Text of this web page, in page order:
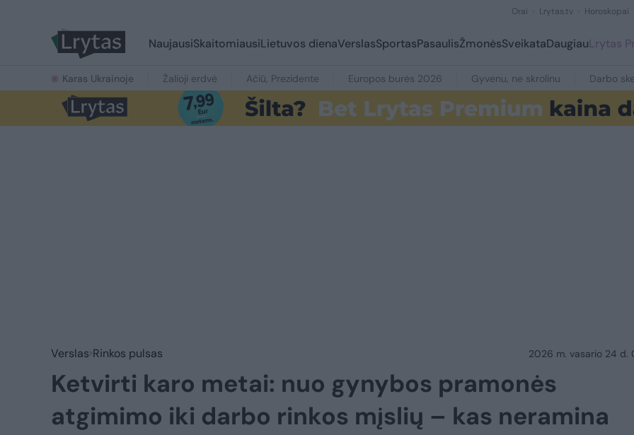
Orai Lrytas.tv Horoskopai
NaujausiSkaitomiausiLietuvos dienaVerslasSportasPasaulisŽmonėsSveikataDaugiauLrytas
Karas Ukrainoje Žalioji erdvė Ačiū, Prezidente Europos burės 2026 Gyvenu, ne skrolinu Darbo
Verslas Rinkos pulsas 2026 m. vasario 24 d.
Ketvirti karo metai: nuo gynybos pramonės
atgimimo iki darbo rinkos mįslių – kas neramina